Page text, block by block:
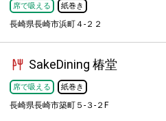
席で吸える 紙巻き
長崎県長崎市浜町４-２２
SakeDining 椿堂
席で吸える 紙巻き
長崎県長崎市築町５-３-２F